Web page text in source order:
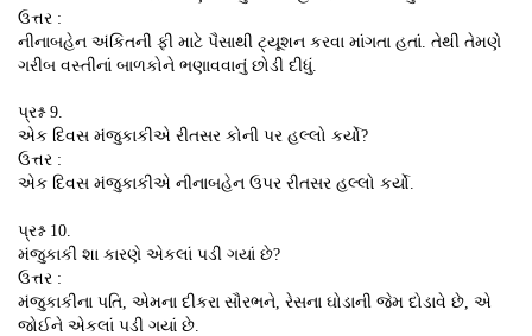
ઉત્તર :
નીનાબહેન અંકિતની ફી માટે પૈસાથી ટ્યૂશન કરવા માંગતા હતાં. તેથી તેમણે
ગરીબ વસ્તીનાં બાળકોને ભણાવવાનું છોડી દીધું.
પ્રશ્ન 9.
એક દિવસ મંજુકાકીએ રીતસર કોની પર હલ્લો કર્યો?
ઉત્તર :
એક દિવસ મંજુકાકીએ નીનાબહેન ઉપર રીતસર હલ્લો કર્યો.
પ્રશ્ન 10.
મંજુકાકી શા કારણે એકલાં પડી ગયાં છે?
ઉત્તર :
મંજુકાકીના પતિ, એમના દીકરા સૌરભને, રેસના ઘોડાની જેમ દોડાવે છે, એ
જોઈને એકલાં પડી ગયાં છે.